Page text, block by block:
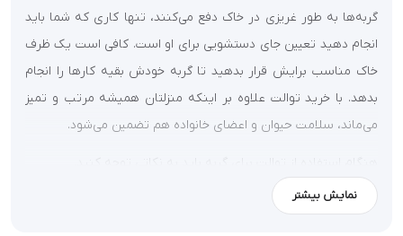
گربه‌ها به طور غریزی در خاک دفع می‌کنند، تنها کاری که شما باید
انجام دهید تعیین جای دستشویی برای او است. کافی است یک ظرف
خاک مناسب برایش قرار بدهید تا گربه خودش بقیه کارها را انجام
بدهد. با خرید توالت علاوه بر اینکه منزلتان همیشه مرتب و تمیز
می‌ماند، سلامت حیوان و اعضای خانواده هم تضمین می‌شود.
جعبه خاک ادرار را در یک محیط با تهویه خوب قرار دهید.
نمایش بیشتر